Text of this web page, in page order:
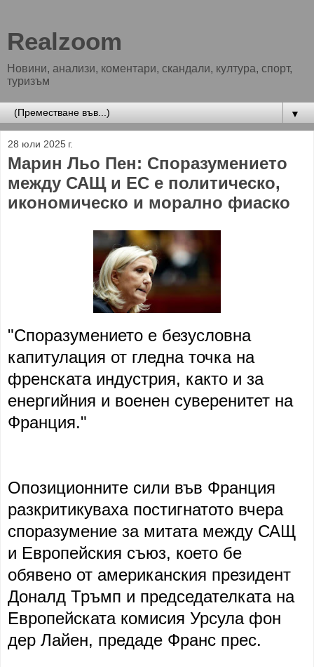
Realzoom
Новини, анализи, коментари, скандали, култура, спорт,
туризъм
▼
28 юли 2025 г.
Марин Льо Пен: Споразумението
между САЩ и ЕС е политическо,
икономическо и морално фиаско
"Споразумението е безусловна
капитулация от гледна точка на
френската индустрия, както и за
енергийния и военен суверенитет на
Франция."
Опозиционните сили във Франция
разкритикуваха постигнатото вчера
споразумение за митата между САЩ
и Европейския съюз, което бе
обявено от американския президент
Доналд Тръмп и председателката на
Европейската комисия Урсула фон
дер Лайен, предаде Франс прес.